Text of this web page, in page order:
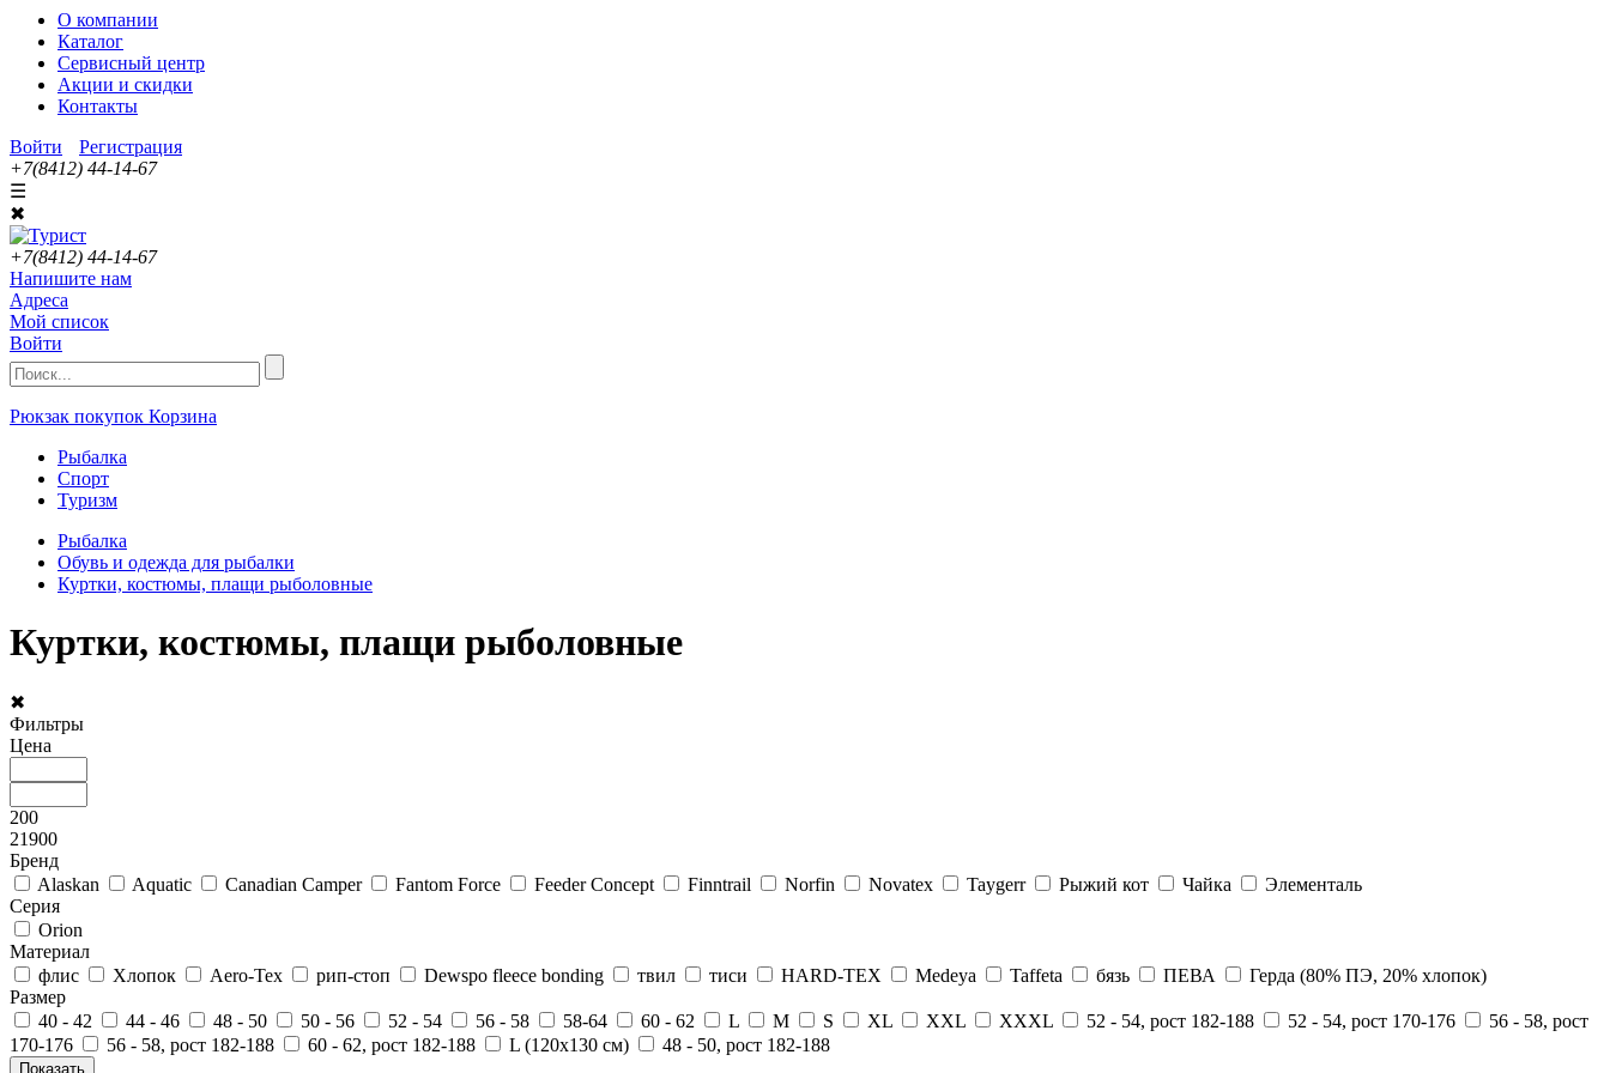
О компании
Каталог
Сервисный центр
Акции и скидки
Контакты
Войти
Регистрация
+7(8412) 44-14-67
☰
✖
+7(8412) 44-14-67
Напишите нам
Адреса
Мой список
Войти
Рюкзак покупок Корзина
Рыбалка
Спорт
Туризм
Рыбалка
Обувь и одежда для рыбалки
Куртки, костюмы, плащи рыболовные
Куртки, костюмы, плащи рыболовные
✖
Фильтры
Цена
200
21900
Бренд
Alaskan
Aquatic Canadian Camper Fantom Force Feeder Concept Finntrail Norfin Novatex Taygerr Рыжий кот Чайка
Элементаль
Серия
Orion
Материал
флис
Хлопок Aero-Tex рип-стоп Dewspo fleece bonding твил тиси HARD-TEX Medeya Taffeta бязь ПЕВА
Герда (80% ПЭ, 20% хлопок)
Размер
40 - 42
44 - 46 48 - 50 50 - 56 52 - 54 56 - 58 58-64 60 - 62 L M S XL XXL XXXL 52 - 54, рост 182-188 52 - 54, рост 170-176
56 - 58, рост
170-176
56 - 58, рост 182-188 60 - 62, рост 182-188 L (120х130 см) 48 - 50, рост 182-188